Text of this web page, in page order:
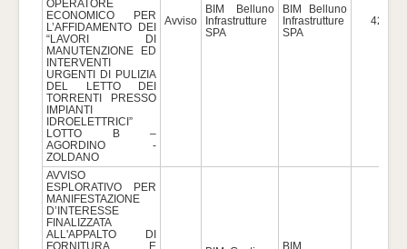
OPERATORE
ECONOMICO PER
L’AFFIDAMENTO DEI
“LAVORI DI
MANUTENZIONE ED
INTERVENTI
URGENTI DI PULIZIA
DEL LETTO DEI
TORRENTI PRESSO
IMPIANTI
IDROELETTRICI”
LOTTO B –
AGORDINO -
ZOLDANO
Avviso
BIM Belluno
Infrastrutture
SPA
BIM Belluno
Infrastrutture
SPA
AVVISO
ESPLORATIVO PER
MANIFESTAZIONE
D’INTERESSE
FINALIZZATA
ALL'APPALTO DI
FORNITURA E
BIM